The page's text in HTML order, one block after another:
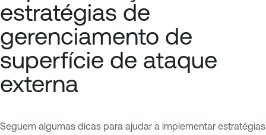
estratégias de
gerenciamento de
superfície de ataque
externa
Seguem algumas dicas para ajudar a implementar estratégias